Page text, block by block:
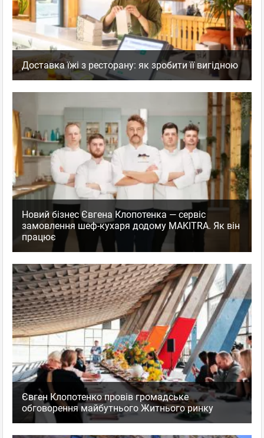
Доставка їжі з ресторану: як зробити її вигідною
Новий бізнес Євгена Клопотенка — сервіс
замовлення шеф-кухаря додому MAKITRA. Як він
працює
Євген Клопотенко провів громадське
обговорення майбутнього Житнього ринку